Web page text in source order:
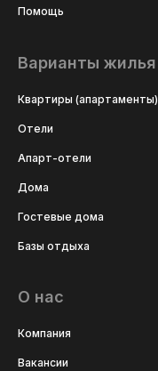
Помощь
Варианты жилья
Квартиры (апартаменты)
Отели
Апарт-отели
Дома
Гостевые дома
Базы отдыха
О нас
Компания
Вакансии